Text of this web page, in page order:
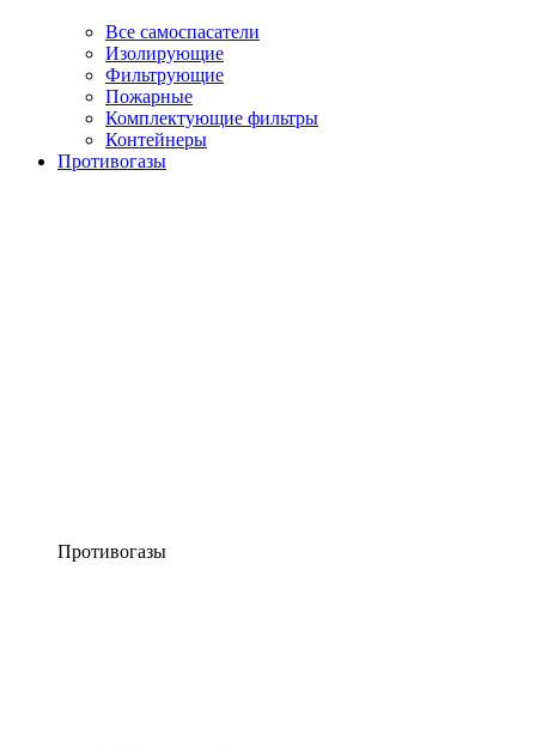
Все самоспасатели
Изолирующие
Фильтрующие
Пожарные
Комплектующие фильтры
Контейнеры
Противогазы
Противогазы